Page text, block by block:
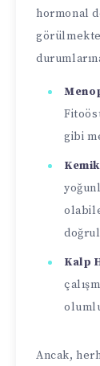
hormonal
gibi
Kalp
Ancak,